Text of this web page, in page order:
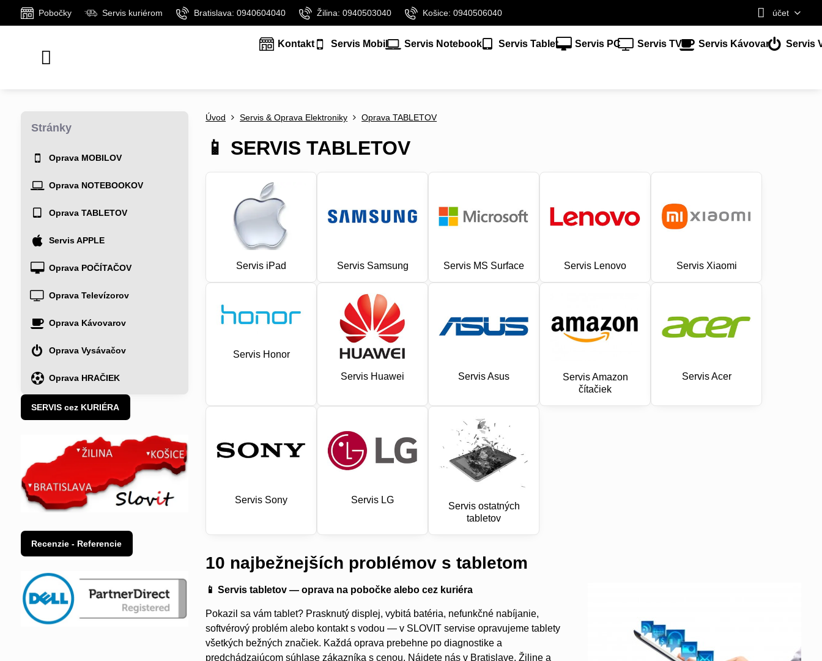
Pobočky Servis kuriérom Bratislava: 0940604040 Žilina: 0940503040 Košice: 0940506040 účet
Kontakt Servis Mobil Servis Notebook Servis Tablet Servis PC Servis TV Servis Kávovar Servis
Úvod Servis & Oprava Elektroniky Oprava TABLETOV
📱 SERVIS TABLETOV
Servis iPad Servis Samsung Servis MS Surface Servis Lenovo Servis Xiaomi
Servis Honor
Servis Huawei Servis Asus
Servis Amazon
čítačiek
Servis Acer
Servis Sony Servis LG
Servis ostatných
tabletov
10 najbežnejších problémov s tabletom
📱 Servis tabletov — oprava na pobočke alebo cez kuriéra
Pokazil sa vám tablet? Prasknutý displej, vybitá batéria, nefunkčné nabíjanie,
softvérový problém alebo kontakt s vodou — v SLOVIT servise opravujeme tablety
všetkých bežných značiek. Každá oprava prebehne po diagnostike a
predchádzajúcom súhlase zákazníka s cenou. Nájdete nás v Bratislave, Žiline a
Stránky
Oprava MOBILOV
Oprava NOTEBOOKOV
Oprava TABLETOV
Servis APPLE
Oprava POČÍTAČOV
Oprava Televízorov
Oprava Kávovarov
Oprava Vysávačov
Oprava HRAČIEK
SERVIS cez KURIÉRA
Recenzie - Referencie